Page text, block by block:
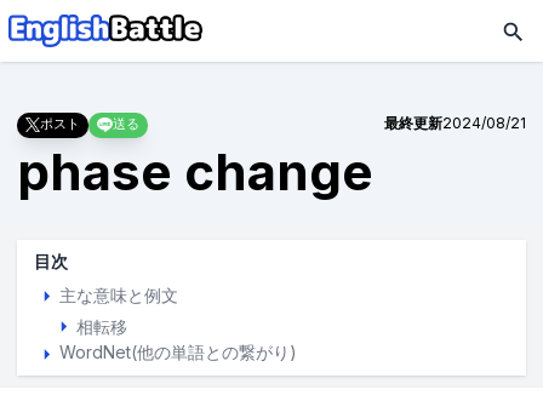
ポスト 送る 最終更新2024/08/21
phase change
目次
主な意味と例文
相転移
WordNet(他の単語との繋がり)